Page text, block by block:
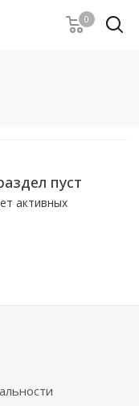
0
пуст
активных